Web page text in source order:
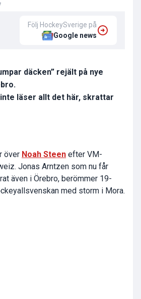
Följ HockeySverige på
Google news
däcken” rejält på nye
läser allt det här, skrattar
över Noah Steen efter VM-
Jonas Arntzen som nu får
även i Örebro, berömmer 19-
med storm i Mora.